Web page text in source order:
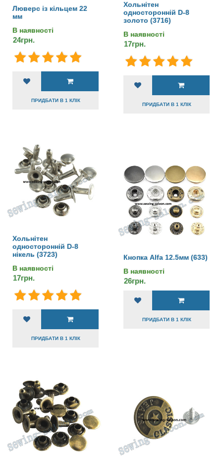
Люверс із кільцем 22
мм
В наявності
24грн.
ПРИДБАТИ В 1 КЛІК
Хольнітен
односторонній D-8
золото (3716)
В наявності
17грн.
ПРИДБАТИ В 1 КЛІК
Хольнітен
односторонній D-8
нікель (3723)
В наявності
17грн.
ПРИДБАТИ В 1 КЛІК
Кнопка Alfa 12.5мм (633)
В наявності
26грн.
ПРИДБАТИ В 1 КЛІК